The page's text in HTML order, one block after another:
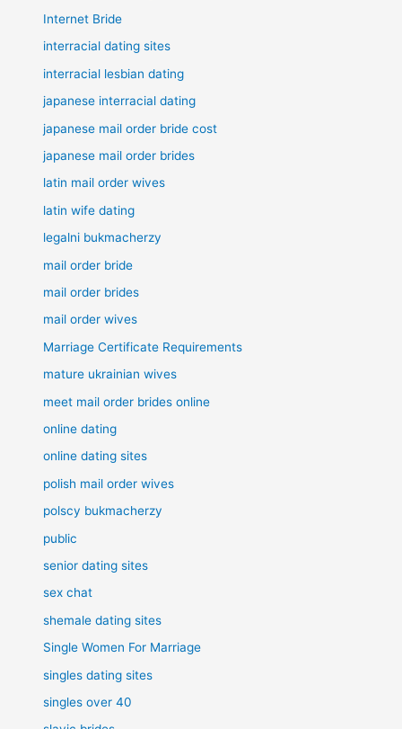
Internet Bride
interracial dating sites
interracial lesbian dating
japanese interracial dating
japanese mail order bride cost
japanese mail order brides
latin mail order wives
latin wife dating
legalni bukmacherzy
mail order bride
mail order brides
mail order wives
Marriage Certificate Requirements
mature ukrainian wives
meet mail order brides online
online dating
online dating sites
polish mail order wives
polscy bukmacherzy
public
senior dating sites
sex chat
shemale dating sites
Single Women For Marriage
singles dating sites
singles over 40